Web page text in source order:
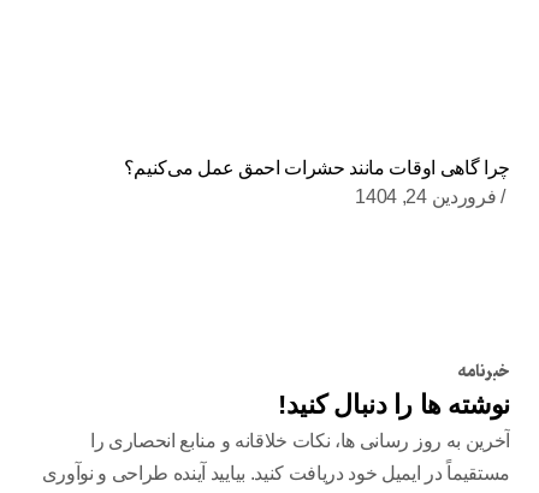
چرا گاهی اوقات مانند حشرات احمق عمل می‌کنیم؟
فروردین 24, 1404
خبرنامه
نوشته ها را دنبال کنید!
آخرین به روز رسانی ها، نکات خلاقانه و منابع انحصاری را
مستقیماً در ایمیل خود دریافت کنید. بیایید آینده طراحی و نوآوری